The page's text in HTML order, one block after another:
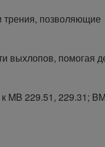
трения, позволяющие
выхлопов, помогая
MB 229.51, 229.31;